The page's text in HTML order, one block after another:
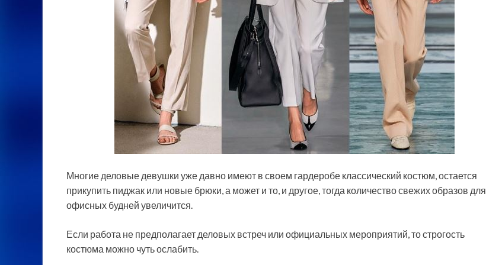
Многие деловые девушки уже давно имеют в своем гардеробе классический костюм, остается
прикупить пиджак или новые брюки, а может и то, и другое, тогда количество свежих образов для
офисных будней увеличится.
Если работа не предполагает деловых встреч или официальных мероприятий, то строгость
костюма можно чуть ослабить.